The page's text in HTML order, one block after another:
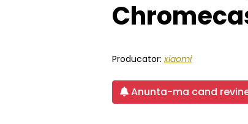
Producator:xiaomi
Anunta-ma cand